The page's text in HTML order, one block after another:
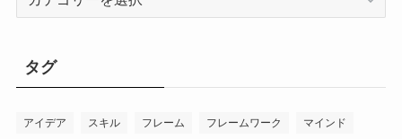
ー
タグ
アイデア スキル フレーム フレームワーク マインド